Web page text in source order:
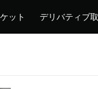
ット デリバティブ